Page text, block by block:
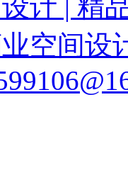
计 | 精
空间设